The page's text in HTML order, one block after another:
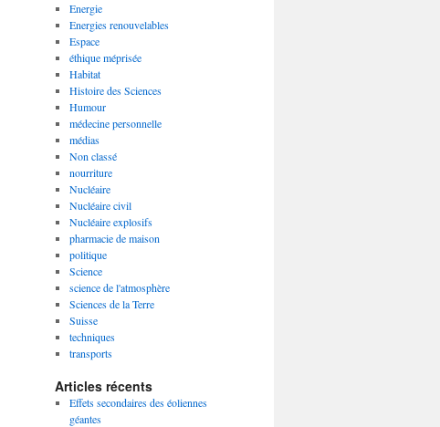
Energie
Energies renouvelables
Espace
éthique méprisée
Habitat
Histoire des Sciences
Humour
médecine personnelle
médias
Non classé
nourriture
Nucléaire
Nucléaire civil
Nucléaire explosifs
pharmacie de maison
politique
Science
science de l'atmosphère
Sciences de la Terre
Suisse
techniques
transports
Articles récents
Effets secondaires des éoliennes
géantes